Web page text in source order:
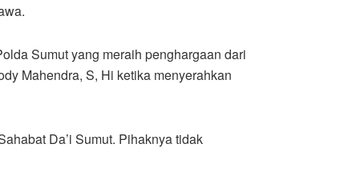
Sumut yang meraih penghargaan dari
Mahendra, S, Hi ketika menyerahkan
Da’i Sumut. Pihaknya tidak